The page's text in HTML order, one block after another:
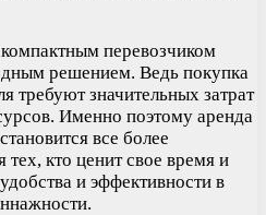
перевозчиком
решением. Ведь покупка
требуют значительных затрат
Именно поэтому аренда
все более
кто ценит свое время и
и эффективности в